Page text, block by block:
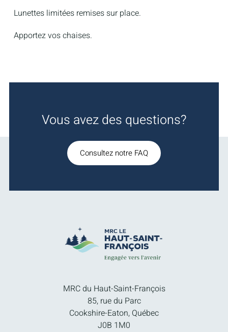
Lunettes limitées remises sur place.
Apportez vos chaises.
Vous avez des questions?
Consultez notre FAQ
MRC du Haut-Saint-François
85, rue du Parc
Cookshire-Eaton, Québec
J0B 1M0